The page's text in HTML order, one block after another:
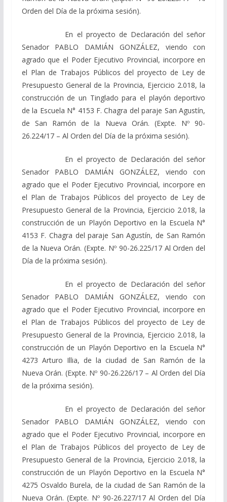
Orden del Día de la próxima sesión).
En el proyecto de Declaración del señor
Senador PABLO DAMIÁN GONZÁLEZ, viendo con
agrado que el Poder Ejecutivo Provincial, incorpore en
el Plan de Trabajos Públicos del proyecto de Ley de
Presupuesto General de la Provincia, Ejercicio 2.018, la
construcción de un Tinglado para el playón deportivo
de la Escuela N° 4153 F. Chagra del paraje San Agustín,
de San Ramón de la Nueva Orán. (Expte. Nº 90-
26.224/17 – Al Orden del Día de la próxima sesión).
En el proyecto de Declaración del señor
Senador PABLO DAMIÁN GONZÁLEZ, viendo con
agrado que el Poder Ejecutivo Provincial, incorpore en
el Plan de Trabajos Públicos del proyecto de Ley de
Presupuesto General de la Provincia, Ejercicio 2.018, la
construcción de un Playón Deportivo en la Escuela N°
4153 F. Chagra del paraje San Agustín, de San Ramón
de la Nueva Orán. (Expte. Nº 90-26.225/17 Al Orden del
Día de la próxima sesión).
En el proyecto de Declaración del señor
Senador PABLO DAMIÁN GONZÁLEZ, viendo con
agrado que el Poder Ejecutivo Provincial, incorpore en
el Plan de Trabajos Públicos del proyecto de Ley de
Presupuesto General de la Provincia, Ejercicio 2.018, la
construcción de un Playón Deportivo en la Escuela N°
4273 Arturo Illia, de la ciudad de San Ramón de la
Nueva Orán. (Expte. Nº 90-26.226/17 – Al Orden del Día
de la próxima sesión).
En el proyecto de Declaración del señor
Senador PABLO DAMIÁN GONZÁLEZ, viendo con
agrado que el Poder Ejecutivo Provincial, incorpore en
el Plan de Trabajos Públicos del proyecto de Ley de
Presupuesto General de la Provincia, Ejercicio 2.018, la
construcción de un Playón Deportivo en la Escuela N°
4275 Osvaldo Burela, de la ciudad de San Ramón de la
Nueva Orán. (Expte. Nº 90-26.227/17 Al Orden del Día